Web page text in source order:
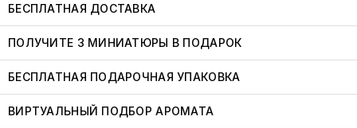
БЕСПЛАТНАЯ ДОСТАВКА
ПОЛУЧИТЕ 3 МИНИАТЮРЫ В ПОДАРОК
БЕСПЛАТНАЯ ПОДАРОЧНАЯ УПАКОВКА
ВИРТУАЛЬНЫЙ ПОДБОР АРОМАТА